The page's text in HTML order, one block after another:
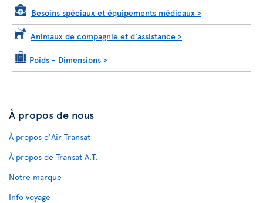
Besoins spéciaux et équipements médicaux >
Animaux de compagnie et d’assistance >
Poids - Dimensions >
À propos de nous
À propos d'Air Transat
À propos de Transat A.T.
Notre marque
Info voyage